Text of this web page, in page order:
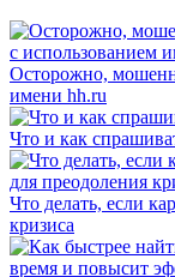
Осторожно,
имени hh.ru
Что и как
Что делать, если
кризиса